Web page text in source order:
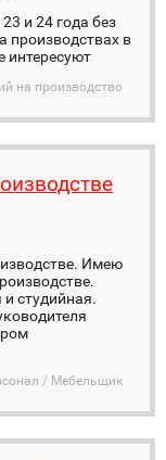
и 24 года без
производствах в
интересуют
на производство
Имею
студийная.
/ Мебельщик